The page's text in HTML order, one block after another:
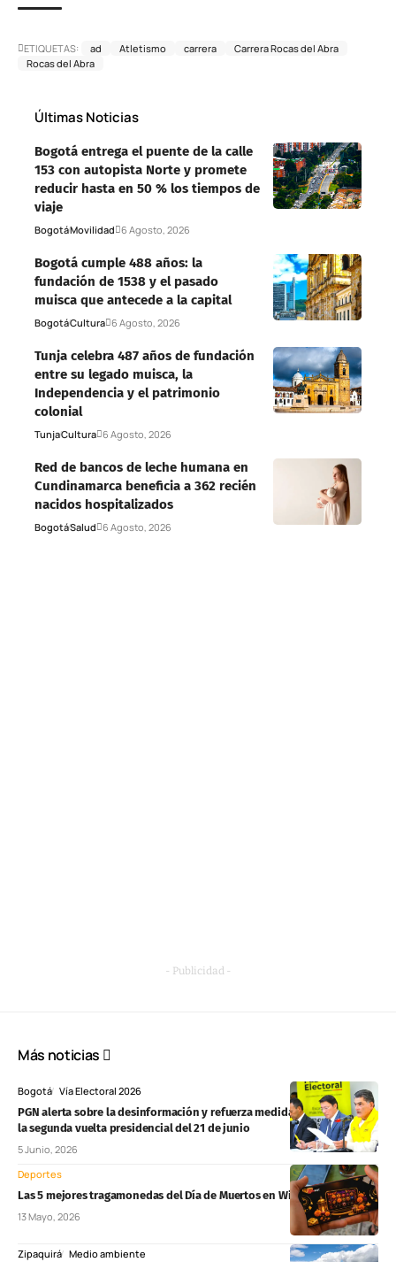
ETIQUETAS: ad Atletismo carrera
Carrera Rocas del Abra
Rocas del Abra
Últimas Noticias
Bogotá entrega el puente de la calle
153 con autopista Norte y promete
reducir hasta en 50 % los tiempos de
viaje
BogotáMovilidad 6 Agosto, 2026
Bogotá cumple 488 años: la
fundación de 1538 y el pasado
muisca que antecede a la capital
BogotáCultura 6 Agosto, 2026
Tunja celebra 487 años de fundación
entre su legado muisca, la
Independencia y el patrimonio
colonial
TunjaCultura 6 Agosto, 2026
Red de bancos de leche humana en
Cundinamarca beneficia a 362 recién
nacidos hospitalizados
BogotáSalud 6 Agosto, 2026
- Publicidad -
Más noticias
Bogotá Vía Electoral 2026
PGN alerta sobre la desinformación y refuerza medidas para proteger
la segunda vuelta presidencial del 21 de junio
5 Junio, 2026
Deportes
Las 5 mejores tragamonedas del Día de Muertos en Winpot México
13 Mayo, 2026
Zipaquirá Medio ambiente